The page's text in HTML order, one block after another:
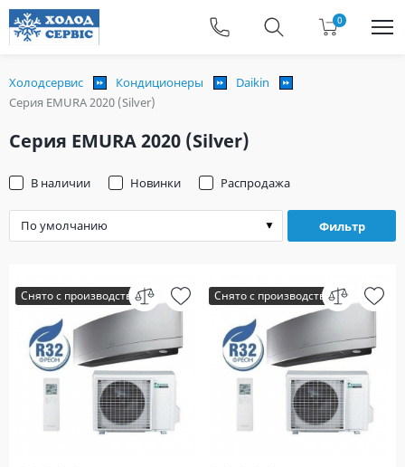
0
Холодсервис Кондиционеры
Daikin
Серия EMURA 2020 (Silver)
Серия EMURA 2020 (Silver)
Фильтр
В наличии Новинки Распродажа
Снято с производства Снято с производства